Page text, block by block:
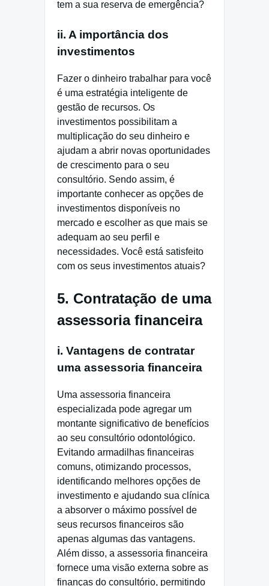
tem a sua reserva de emergência?
ii. A importância dos
investimentos
Fazer o dinheiro trabalhar para você
é uma estratégia inteligente de
gestão de recursos. Os
investimentos possibilitam a
multiplicação do seu dinheiro e
ajudam a abrir novas oportunidades
de crescimento para o seu
consultório. Sendo assim, é
importante conhecer as opções de
investimentos disponíveis no
mercado e escolher as que mais se
adequam ao seu perfil e
necessidades. Você está satisfeito
com os seus investimentos atuais?
5. Contratação de uma
assessoria financeira
i. Vantagens de contratar
uma assessoria financeira
Uma assessoria financeira
especializada pode agregar um
montante significativo de benefícios
ao seu consultório odontológico.
Evitando armadilhas financeiras
comuns, otimizando processos,
identificando melhores opções de
investimento e ajudando sua clínica
a absorver o máximo possível de
seus recursos financeiros são
apenas algumas das vantagens.
Além disso, a assessoria financeira
fornece uma visão externa sobre as
finanças do consultório, permitindo